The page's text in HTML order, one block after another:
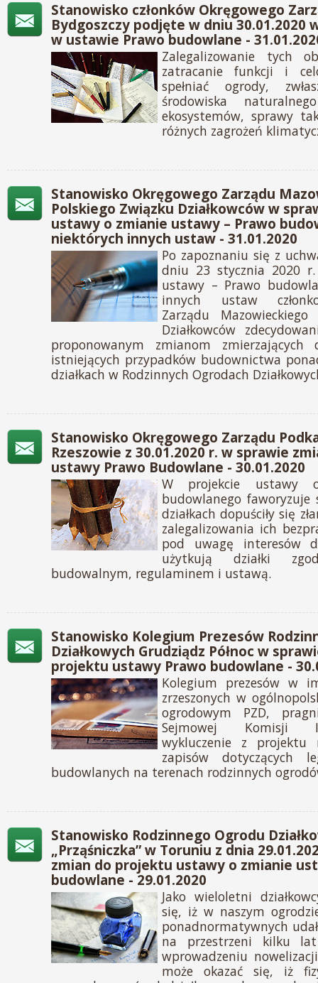
Stanowisko członków Okręgowego
Bydgoszczy podjęte w dniu 30.01.2020
w ustawie Prawo budowlane -
Zalegalizowanie tych
zatracanie funkcji i
spełniać ogrody,
środowiska
ekosystemów, sprawy
różnych zagrożeń
Stanowisko Okręgowego Zarządu
Polskiego Związku Działkowców w
ustawy o zmianie ustawy – Prawo
niektórych innych ustaw - 31.01.2020
Po zapoznaniu się z
dniu 23 stycznia 2020
ustawy – Prawo
innych ustaw
Zarządu
Działkowców
proponowanym zmianom zmierzających
istniejących przypadków budownictwa
działkach w Rodzinnych Ogrodach
Stanowisko Okręgowego Zarządu
Rzeszowie z 30.01.2020 r. w sprawie
ustawy Prawo Budowlane - 30.01.2020
W projekcie ustawy
budowlanego
działkach dopuściły się
zalegalizowania ich
pod uwagę interesów
użytkują działki
budowalnym, regulaminem i ustawą.
Stanowisko Kolegium Prezesów
Działkowych Grudziądz Północ w
projektu ustawy Prawo budowlane -
Kolegium prezesów w
zrzeszonych w
ogrodowym PZD,
Sejmowej Komisji
wykluczenie z projektu
zapisów dotyczących
budowlanych na terenach rodzinnych
Stanowisko Rodzinnego Ogrodu
„Prząśniczka” w Toruniu z dnia
zmian do projektu ustawy o zmianie
budowlane - 29.01.2020
Jako wieloletni
się, iż w naszym
ponadnormatywnych
na przestrzeni kilku
wprowadzeniu
może okazać się, iż